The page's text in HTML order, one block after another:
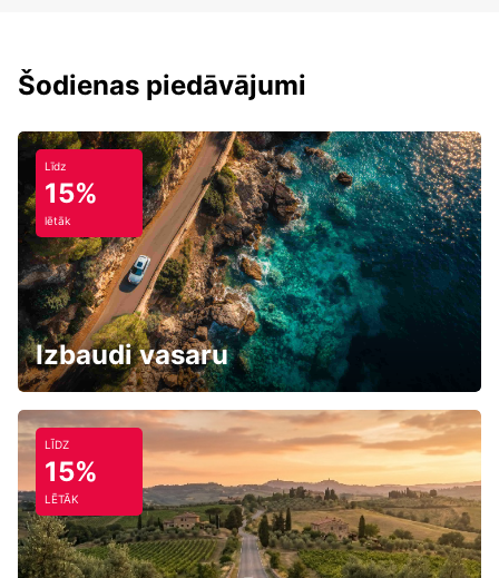
Šodienas piedāvājumi
Līdz
15%
lētāk
Izbaudi vasaru
LĪDZ
15%
LĒTĀK